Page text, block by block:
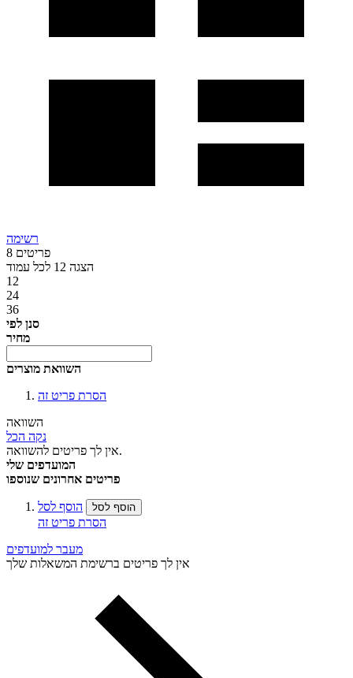
רשימה
8 פריטים
הצגה 12 לכל עמוד
12
24
36
סנן לפי
מחיר
השוואת מוצרים
הסרת פריט זה
השוואה
נקה הכל
אין לך פריטים להשוואה.
המועדפים שלי
פריטים אחרונים שנוספו
הוסף לסל הוסף לסל
הסרת פריט זה
מעבר למועדפים
אין לך פריטים ברשימת המשאלות שלך